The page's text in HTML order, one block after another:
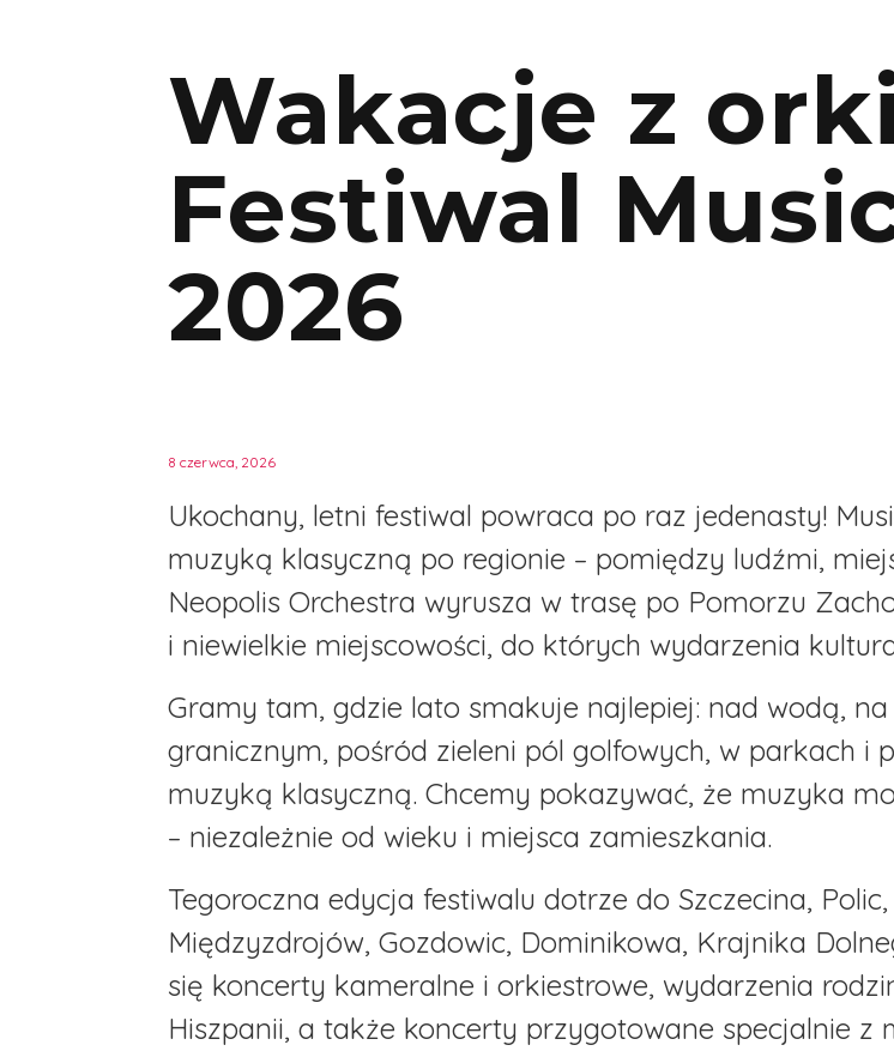
Wakacje z
Festiwal
2026
8 czerwca, 2026
Ukochany, letni festiwal powraca po raz jedenasty!
muzyką klasyczną po regionie – pomiędzy ludźmi,
Neopolis Orchestra wyrusza w trasę po Pomorzu
i niewielkie miejscowości, do których wydarzenia
Gramy tam, gdzie lato smakuje najlepiej: nad wodą,
granicznym, pośród zieleni pól golfowych, w parkach i
muzyką klasyczną. Chcemy pokazywać, że muzyka
– niezależnie od wieku i miejsca zamieszkania.
Tegoroczna edycja festiwalu dotrze do Szczecina,
Międzyzdrojów, Gozdowic, Dominikowa, Krajnika
się koncerty kameralne i orkiestrowe, wydarzenia
Hiszpanii, a także koncerty przygotowane specjalnie z